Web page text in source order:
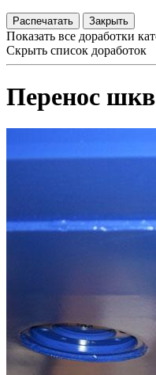
Распечатать Закрыть
Показать все доработки
Скрыть список доработок
Перенос